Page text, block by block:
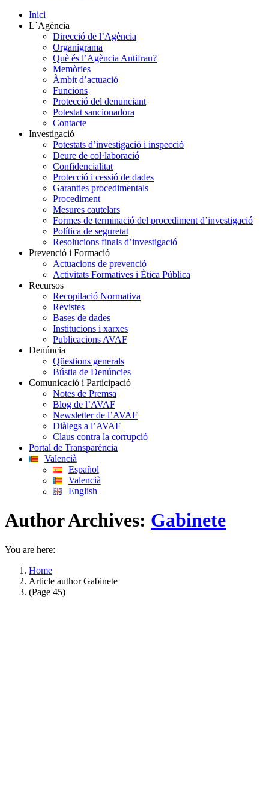
Inici
L´Agència
Direcció de l’Agència
Organigrama
Què és l’Agència Antifrau?
Memòries
Àmbit d’actuació
Funcions
Protecció del denunciant
Potestat sancionadora
Contacte
Investigació
Potestats d’investigació i inspecció
Deure de col·laboració
Confidencialitat
Protecció i cessió de dades
Garanties procedimentals
Procediment
Mesures cautelars
Formes de terminació del procediment d’investigació
Política de seguretat
Resolucions finals d’investigació
Prevenció i Formació
Actuacions de prevenció
Activitats Formatives i Ètica Pública
Recursos
Recopilació Normativa
Revistes
Bases de dades
Institucions i xarxes
Publicacions AVAF
Denúncia
Qüestions generals
Bústia de Denúncies
Comunicació i Participació
Notes de Premsa
Blog de l’AVAF
Newsletter de l’AVAF
Diàlegs a l’AVAF
Claus contra la corrupció
Portal de Transparència
Valencià
Español
Valencià
English
Author Archives: Gabinete
You are here:
Home
Article author Gabinete
(Page 45)